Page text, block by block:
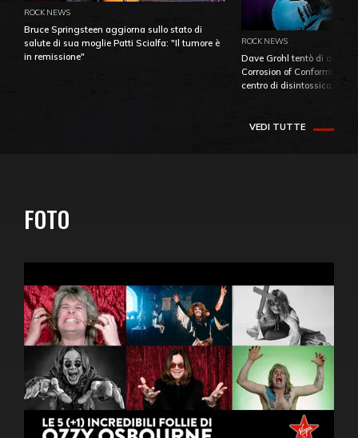
ROCK NEWS
Bruce Springsteen aggiorna sullo stato di
salute di sua moglie Patti Scialfa: "Il tumore è
in remissione"
ROCK NEWS
Dave Grohl tentò di
Corrosion of Conformity
centro di
VEDI TUTTE
FOTO